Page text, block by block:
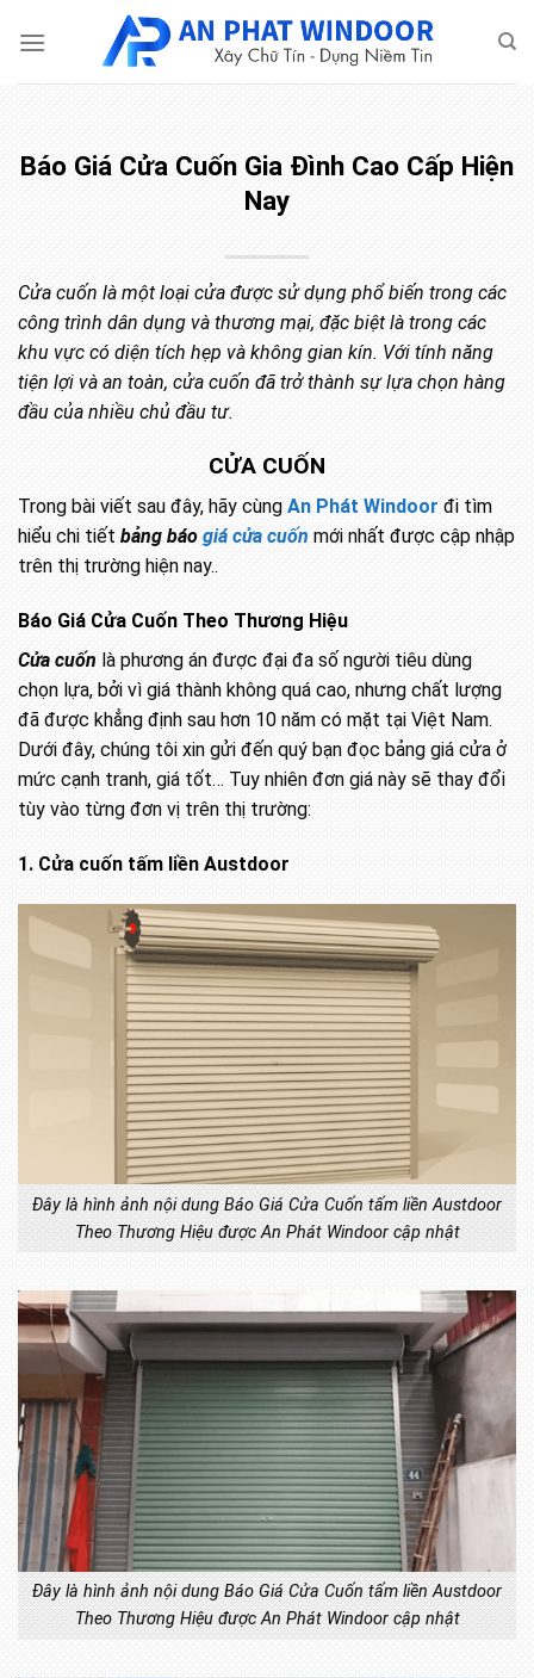
qua
dung
Báo Giá Cửa Cuốn Gia Đình Cao Cấp Hiện
Nay
Cửa cuốn là một loại cửa được sử dụng phổ biến trong các
công trình dân dụng và thương mại, đặc biệt là trong các
khu vực có diện tích hẹp và không gian kín. Với tính năng
tiện lợi và an toàn, cửa cuốn đã trở thành sự lựa chọn hàng
đầu của nhiều chủ đầu tư.
CỬA CUỐN
Trong bài viết sau đây, hãy cùngAn Phát Windoor đi tìm
hiểu chi tiếtbảng báo giá cửa cuốn mới nhất được cập nhập
trên thị trường hiện nay..
Báo Giá Cửa Cuốn Theo Thương Hiệu
Cửa cuốn là phương án được đại đa số người tiêu dùng
chọn lựa, bởi vì giá thành không quá cao, nhưng chất lượng
đã được khẳng định sau hơn 10 năm có mặt tại Việt Nam.
Dưới đây, chúng tôi xin gửi đến quý bạn đọc bảng giá cửa ở
mức cạnh tranh, giá tốt… Tuy nhiên đơn giá này sẽ thay đổi
tùy vào từng đơn vị trên thị trường:
1. Cửa cuốn tấm liền Austdoor
Đây là hình ảnh nội dung Báo Giá Cửa Cuốn tấm liền Austdoor
Theo Thương Hiệu được An Phát Windoor cập nhật
Đây là hình ảnh nội dung Báo Giá Cửa Cuốn tấm liền Austdoor
Theo Thương Hiệu được An Phát Windoor cập nhật